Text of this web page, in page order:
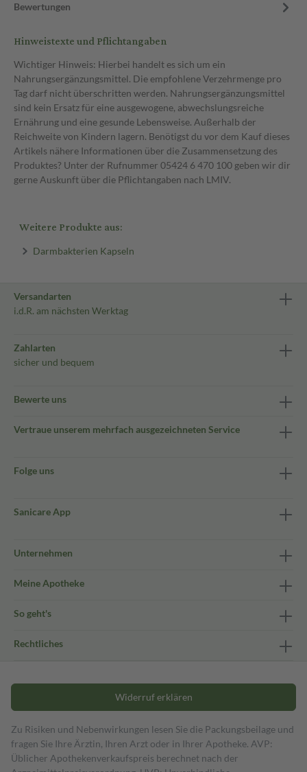
Bewertungen
Hinweistexte und Pflichtangaben
Wichtiger Hinweis: Hierbei handelt es sich um ein
Nahrungsergänzungsmittel. Die empfohlene Verzehrmenge pro
Tag darf nicht überschritten werden. Nahrungsergänzungsmittel
sind kein Ersatz für eine ausgewogene, abwechslungsreiche
Ernährung und eine gesunde Lebensweise. Außerhalb der
Reichweite von Kindern lagern. Benötigst du vor dem Kauf dieses
Artikels nähere Informationen über die Zusammensetzung des
Produktes? Unter der Rufnummer 05424 6 470 100 geben wir dir
gerne Auskunft über die Pflichtangaben nach LMIV.
Weitere Produkte aus:
Darmbakterien Kapseln
Versandarten
i.d.R. am nächsten Werktag
Zahlarten
sicher und bequem
Bewerte uns
Vertraue unserem mehrfach ausgezeichneten Service
Folge uns
Sanicare App
Unternehmen
Meine Apotheke
So geht's
Rechtliches
Widerruf erklären
Zu Risiken und Nebenwirkungen lesen Sie die Packungsbeilage und
fragen Sie Ihre Ärztin, Ihren Arzt oder in Ihrer Apotheke. AVP:
Üblicher Apothekenverkaufspreis berechnet nach der